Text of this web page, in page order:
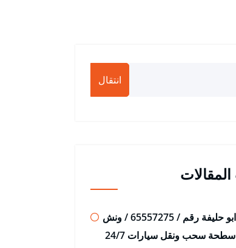
انتقال
ونش ابو حليفة رقم / 65557275 / ونش
سحب ونقل سيارات 24/7